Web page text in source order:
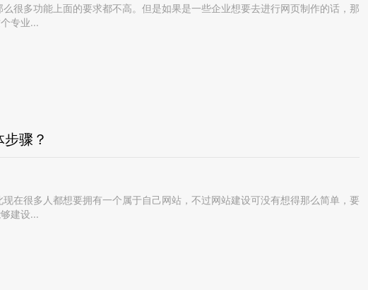
很多功能上面的要求都不高。但是如果是一些企业想要去进行网页制作的话，那
专业...
骤？
在很多人都想要拥有一个属于自己网站，不过网站建设可没有想得那么简单，要
建设...